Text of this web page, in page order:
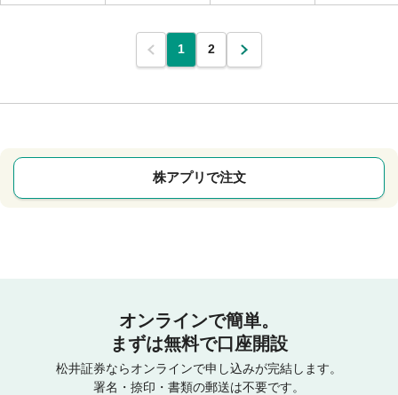
1 2
株アプリで注文
オンラインで簡単。
まずは無料で口座開設
松井証券ならオンラインで申し込みが完結します。
署名・捺印・書類の郵送は不要です。